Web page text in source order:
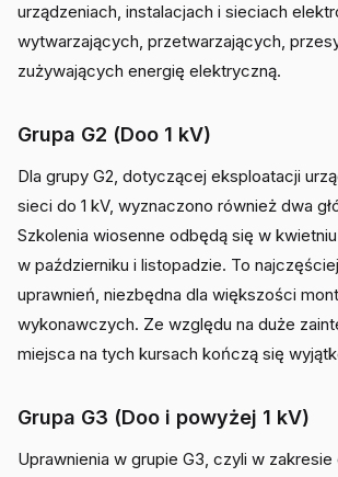
urządzeniach, instalacjach i sieciach
wytwarzających, przetwarzających,
zużywających energię elektryczną.
Grupa G2 (Doo 1 kV)
Dla grupy G2, dotyczącej eksploatacji
sieci do 1 kV, wyznaczono również dwa
Szkolenia wiosenne odbędą się w
w październiku i listopadzie. To
uprawnień, niezbędna dla większości
wykonawczych. Ze względu na duże
miejsca na tych kursach kończą się
Grupa G3 (Doo i powyżej 1 kV)
Uprawnienia w grupie G3, czyli w zakresie